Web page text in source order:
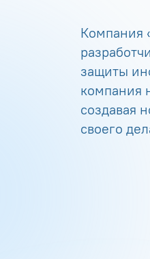
Компания
защиты
компания
создавая
своего